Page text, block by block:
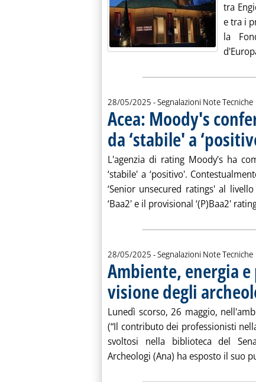
tra
e tra i
la
28/05/2025 - Segnalazioni Note Tecniche
Acea: Moody's
da ‘stabile' a
L'agenzia di rating Moody's ha
‘stabile' a ‘positivo'.
‘Senior unsecured ratings' al
‘Baa2' e il provisional ‘(P)Baa2'
28/05/2025 - Segnalazioni Note Tecniche
Ambiente, energia
visione degli
Lunedì scorso, 26 maggio,
(“Il contributo dei professionisti
svoltosi nella biblioteca del
Archeologi (Ana) ha esposto il suo